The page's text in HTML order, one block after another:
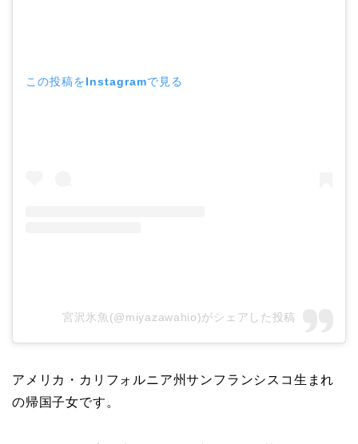
この投稿をInstagramで見る
宮沢氷魚(@miyazawahio)がシェアした投稿
アメリカ・カリフォルニア州サンフランシスコ生まれ
の帰国子女です。